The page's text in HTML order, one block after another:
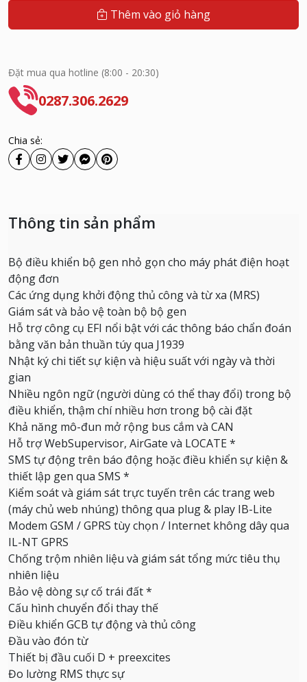
Thêm vào giỏ hàng
Đặt mua qua hotline (8:00 - 20:30)
0287.306.2629
Chia sẻ:
Thông tin sản phẩm
Bộ điều khiển bộ gen nhỏ gọn cho máy phát điện hoạt
động đơn
Các ứng dụng khởi động thủ công và từ xa (MRS)
Giám sát và bảo vệ toàn bộ bộ gen
Hỗ trợ công cụ EFI nổi bật với các thông báo chẩn đoán
bằng văn bản thuần túy qua J1939
Nhật ký chi tiết sự kiện và hiệu suất với ngày và thời
gian
Nhiều ngôn ngữ (người dùng có thể thay đổi) trong bộ
điều khiển, thậm chí nhiều hơn trong bộ cài đặt
Khả năng mô-đun mở rộng bus cắm và CAN
Hỗ trợ WebSupervisor, AirGate và LOCATE *
SMS tự động trên báo động hoặc điều khiển sự kiện &
thiết lập gen qua SMS *
Kiểm soát và giám sát trực tuyến trên các trang web
(máy chủ web nhúng) thông qua plug & play IB-Lite
Modem GSM / GPRS tùy chọn / Internet không dây qua
IL-NT GPRS
Chống trộm nhiên liệu và giám sát tổng mức tiêu thụ
nhiên liệu
Bảo vệ dòng sự cố trái đất *
Cấu hình chuyển đổi thay thế
Điều khiển GCB tự động và thủ công
Đầu vào đón từ
Thiết bị đầu cuối D + preexcites
Đo lường RMS thực sự